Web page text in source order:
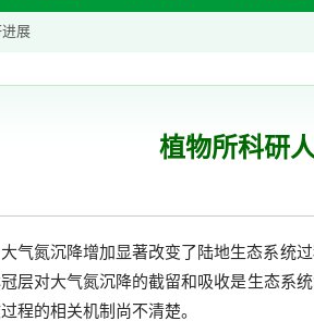
展
植物所科研
大气氮沉降增加显著改变了陆地生态系统
层对大气氮沉降的截留和吸收是生态系
程的相关机制尚不清楚。